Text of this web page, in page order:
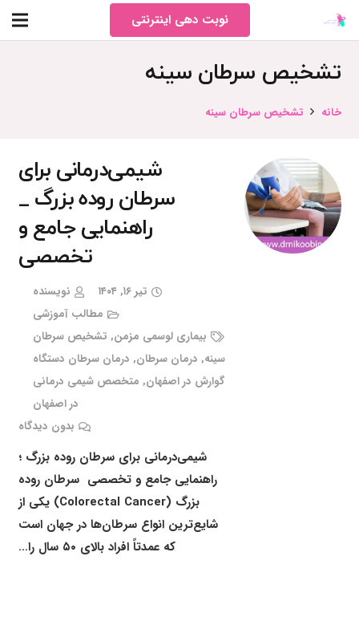
نوبت دهی اینترنتی
تشخیص سرطان سینه
خانه تشخیص سرطان سینه
شیمی‌درمانی برای
سرطان روده بزرگ _
راهنمایی جامع و
تخصصی
تیر ۱۶, ۱۴۰۴
نویسنده
مطالب آموزشی
بیماری لوسمی مزمن, تشخیص سرطان
سینه, درمان سرطان, درمان سرطان دستگاه
گوارش در اصفهان, متخصص شیمی درمانی
در اصفهان
بدون دیدگاه
شیمی‌درمانی برای سرطان روده بزرگ ؛
راهنمایی جامع و تخصصی سرطان روده
بزرگ (Colorectal Cancer) یکی از
شایع‌ترین انواع سرطان‌ها در جهان است
که عمدتاً افراد بالای ۵۰ سال را…